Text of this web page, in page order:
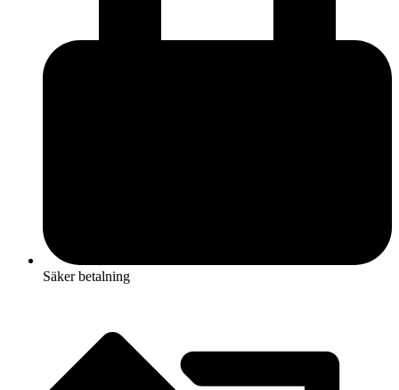
Säker betalning